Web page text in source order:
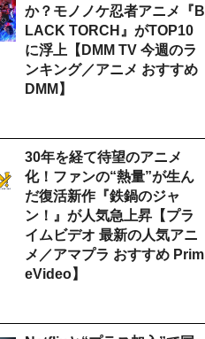
か？モノノケ忍者アニメ『B
LACK TORCH』がTOP10
に浮上【DMM TV 今週のラ
ンキング／アニメ おすすめ
DMM】
30年を経て待望のアニメ
化！ファンの“熱量”が生ん
だ復活新作『鉄鍋のジャ
ン！』が人気急上昇【プラ
イムビデオ 最新の人気アニ
メ／アマプラ おすすめ Prim
eVideo】